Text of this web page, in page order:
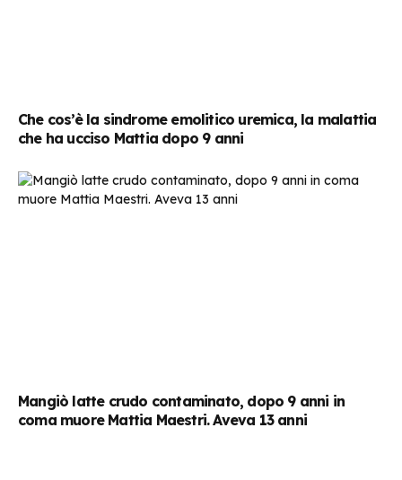
Che cos’è la sindrome emolitico uremica, la malattia
che ha ucciso Mattia dopo 9 anni
Mangiò latte crudo contaminato, dopo 9 anni in
coma muore Mattia Maestri. Aveva 13 anni